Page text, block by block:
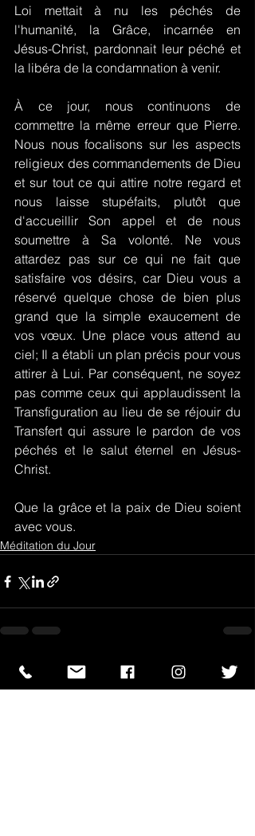
Loi mettait à nu les péchés de
l'humanité, la Grâce, incarnée en
Jésus-Christ, pardonnait leur péché et
la libéra de la condamnation à venir.
À ce jour, nous continuons de
commettre la même erreur que Pierre.
Nous nous focalisons sur les aspects
religieux des commandements de Dieu
et sur tout ce qui attire notre regard et
nous laisse stupéfaits, plutôt que
d'accueillir Son appel et de nous
soumettre à Sa volonté. Ne vous
attardez pas sur ce qui ne fait que
satisfaire vos désirs, car Dieu vous a
réservé quelque chose de bien plus
grand que la simple exaucement de
vos vœux. Une place vous attend au
ciel; Il a établi un plan précis pour vous
attirer à Lui. Par conséquent, ne soyez
pas comme ceux qui applaudissent la
Transfiguration au lieu de se réjouir du
Transfert qui assure le pardon de vos
péchés et le salut éternel en Jésus-
Christ.
Que la grâce et la paix de Dieu soient
avec vous.
Méditation du Jour
Posts récents Voir tout